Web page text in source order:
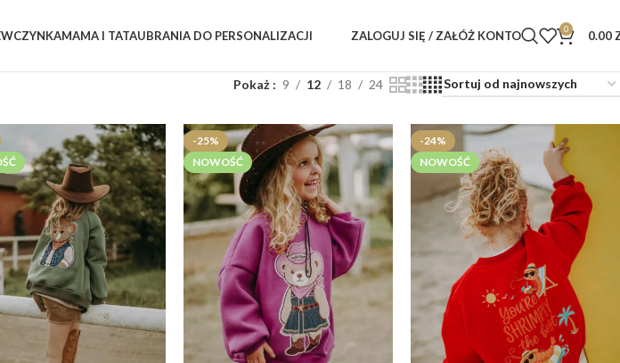
MAMA I TATAUBRANIA DO PERSONALIZACJI ZALOGUJ SIĘ / ZAŁÓŻ KONTO 0 0.00
Pokaż 9 12 18 24
-25%
NOWOŚĆ
-24%
NOWOŚĆ